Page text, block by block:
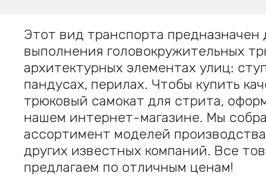
Этот вид транспорта предназначен
выполнения головокружительных
архитектурных элементах улиц:
пандусах, перилах. Чтобы купить
трюковый самокат для стрита,
нашем интернет-магазине. Мы
ассортимент моделей
других известных компаний. Все
предлагаем по отличным ценам!